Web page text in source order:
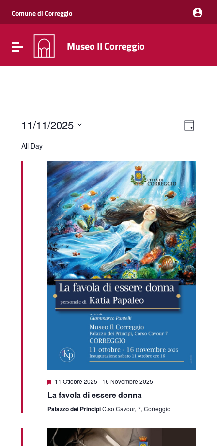
Vai al menu di navigazione
Vai al footer
Comune di Correggio
Attiva / disattiva la navigazione
Museo Il Correggio
Views
Event
Views
Day
11/11/2025
date.
All Day
Featured
11 Ottobre 2025 - 16 Novembre 2025
La favola di essere donna
Palazzo dei PrincipiC.so Cavour, 7, Correggio